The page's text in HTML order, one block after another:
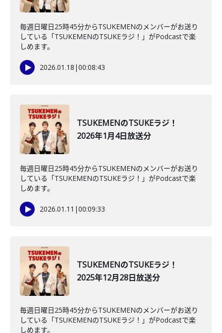
毎週日曜日25時45分からTSUKEMENのメンバーがお送り
している「TSUKEMENのTSUKEラジ！」がPodcastで楽
しめます。
2026.01.18 |00:08:43
TSUKEMENのTSUKEラジ！
2026年1月4日放送分
毎週日曜日25時45分からTSUKEMENのメンバーがお送り
している「TSUKEMENのTSUKEラジ！」がPodcastで楽
しめます。
2026.01.11 |00:09:33
TSUKEMENのTSUKEラジ！
2025年12月28日放送分
毎週日曜日25時45分からTSUKEMENのメンバーがお送り
している「TSUKEMENのTSUKEラジ！」がPodcastで楽
しめます。